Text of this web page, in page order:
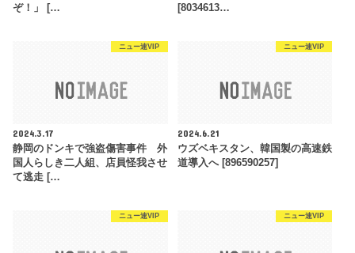
ぞ！」 […
[8034613…
ニュー速VIP
2024.3.17
静岡のドンキで強盗傷害事件 外
国人らしき二人組、店員怪我させ
て逃走 […
ニュー速VIP
2024.6.21
ウズベキスタン、韓国製の高速鉄
道導入へ [896590257]
ニュー速VIP ニュー速VIP